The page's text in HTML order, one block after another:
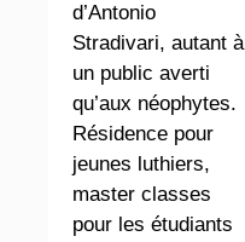
d’Antonio
Stradivari, autant à
un public averti
qu’aux néophytes.
Résidence pour
jeunes luthiers,
master classes
pour les étudiants